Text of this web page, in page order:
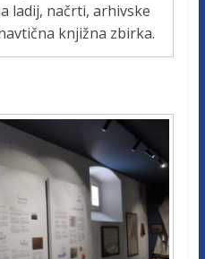
ladij, načrti, arhivske
knjižna zbirka.